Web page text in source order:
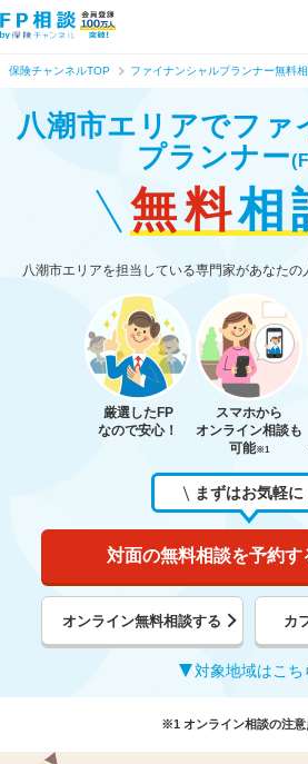
保険チャンネルTOP ファイナンシャルプランナー無料
八潮市エリアでファ
プランナー
無料相
八潮市エリアを担当している専門家があなたの
厳選したFP
なので安心！
スマホから
オンライン相談も
可能※1
まずはお気軽に
対面の無料相談を予約す
オンライン無料相談する カ
対象地域はこち
※1 オンライン相談の注意